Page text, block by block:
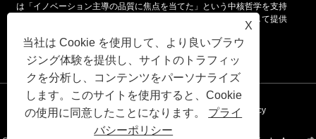
は「イノベーション主導の品質に焦点を当てた」という中核哲学を支持
し、世界中の顧客に優れたフレグランスソリューションを一貫して提供
リンク Sitemap RSS XML Privacy Policy
X
当社は Cookie を使用して、より良いブラウ
ジング体験を提供し、サイトのトラフィッ
クを分析し、コンテンツをパーソナライズ
します。このサイトを使用すると、Cookie
の使用に同意したことになります。 プライ
バシーポリシー